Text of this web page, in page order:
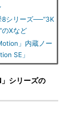
8シリーズ──“3K
のXなど
」内蔵ノー
SE」
シリーズの